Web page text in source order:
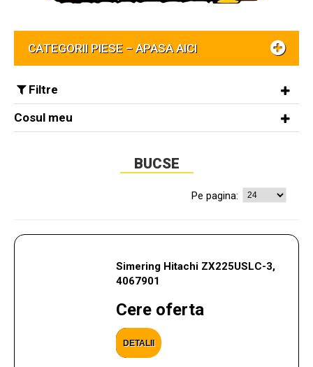
CATEGORII PIESE – APASA AICI
Filtre
Cosul meu
BUCSE
Pe pagina:
Simering Hitachi ZX225USLC-3,
4067901
Cere oferta
DETALII